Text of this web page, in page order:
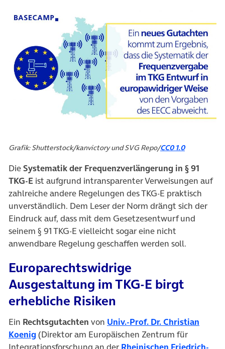
Grafik: Shutterstock/kanvictory und SVG Repo/CC0 1.0
DieSystematik der Frequenzverlängerung in § 91
TKG-E ist aufgrund intransparenter Verweisungen auf
zahlreiche andere Regelungen des TKG-E praktisch
unverständlich. Dem Leser der Norm drängt sich der
Eindruck auf, dass mit dem Gesetzesentwurf und
seinem § 91 TKG-E vielleicht sogar eine nicht
anwendbare Regelung geschaffen werden soll.
Europarechtswidrige
Ausgestaltung im TKG-E birgt
erhebliche Risiken
Ein Rechtsgutachten von Univ.-Prof. Dr. Christian
Koenig(öffnet in neuem Tab)
(Direktor am Europäischen Zentrum für